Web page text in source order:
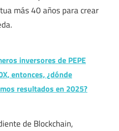
más 40 años para crear
inversores de PEPE
entonces, ¿dónde
resultados en 2025?
de Blockchain,